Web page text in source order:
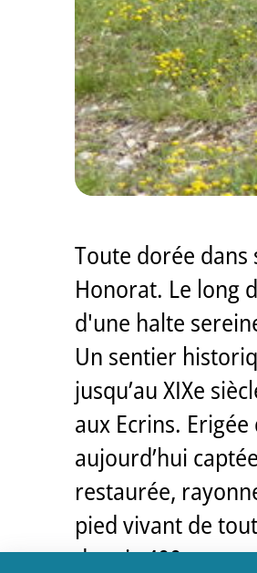
Toute dorée dans
Honorat. Le long
d'une halte
Un sentier
jusqu’au XIXe
aux Ecrins.
aujourd’hui
restaurée,
pied vivant de
depuis 400 ans,